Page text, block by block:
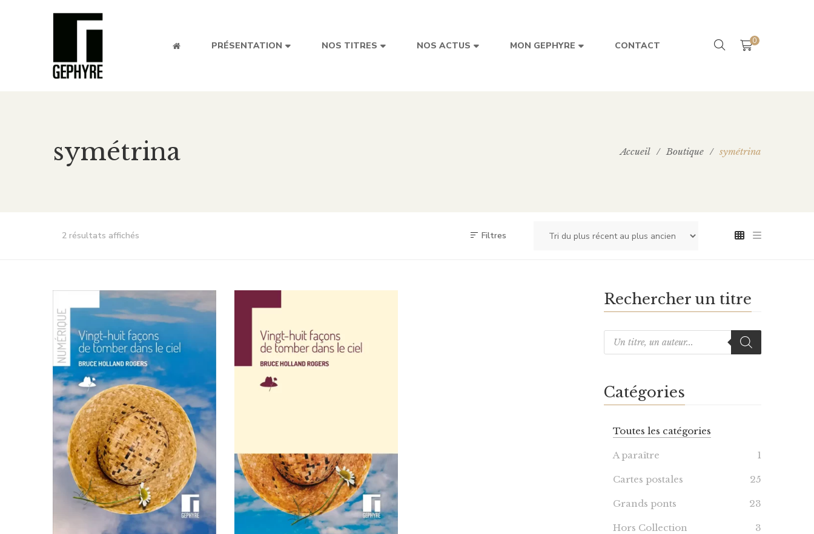
PRÉSENTATION NOS TITRES NOS ACTUS MON GEPHYRE CONTACT 0
symétrina Accueil / Boutique / symétrina
2 résultats affichés Filtres
Rechercher un titre
Catégories
Toutes les catégories
A paraître 1
Cartes postales 25
Grands ponts 23
Hors Collection 3